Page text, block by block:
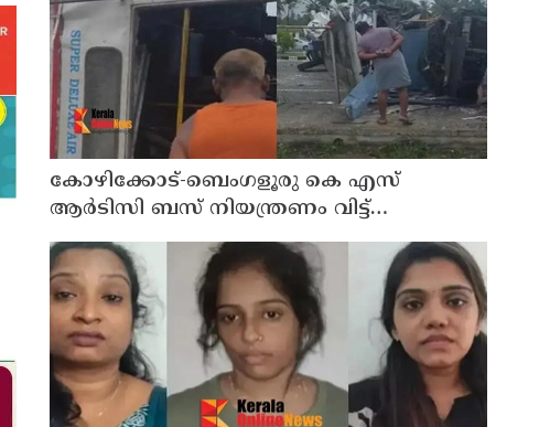
കോഴിക്കോട്-ബെംഗളൂരു കെ എസ്
ആര്‍ടിസി ബസ് നിയന്ത്രണം വിട്ട്
തലകീഴായി മറിഞ്ഞു; ഡ്രൈവര്‍ക്കും
കണ്ടക്ടര്‍ക്കും ദാരുണാന്ത്യം